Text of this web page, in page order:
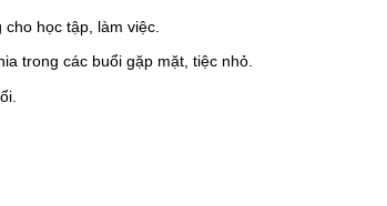
học tập, làm việc.
trong các buổi gặp mặt, tiệc nhỏ.